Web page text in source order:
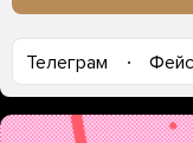
Телеграм